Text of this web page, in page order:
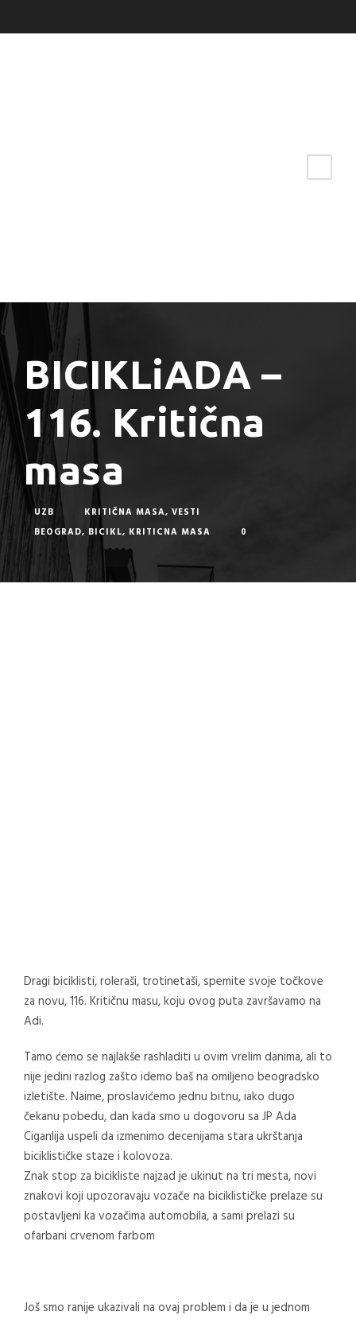
BICIKLiADA –
116. Kritična
masa
UZB KRITIČNA MASA, VESTI
BEOGRAD, BICIKL, KRITICNA MASA 0
Dragi biciklisti, roleraši, trotinetaši, spemite svoje točkove
za novu, 116. Kritičnu masu, koju ovog puta završavamo na
Adi.
Tamo ćemo se najlakše rashladiti u ovim vrelim danima, ali to
nije jedini razlog zašto idemo baš na omiljeno beogradsko
izletište. Naime, proslavićemo jednu bitnu, iako dugo
čekanu pobedu, dan kada smo u dogovoru sa JP Ada
Ciganlija uspeli da izmenimo decenijama stara ukrštanja
biciklističke staze i kolovoza.
Znak stop za bicikliste najzad je ukinut na tri mesta, novi
znakovi koji upozoravaju vozače na biciklističke prelaze su
postavljeni ka vozačima automobila, a sami prelazi su
ofarbani crvenom farbom
Još smo ranije ukazivali na ovaj problem i da je u jednom